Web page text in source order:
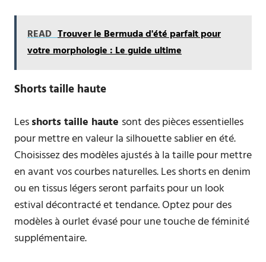
READ Trouver le Bermuda d'été parfait pour
votre morphologie : Le guide ultime
Shorts taille haute
Lesshorts taille haute sont des pièces essentielles
pour mettre en valeur la silhouette sablier en été.
Choisissez des modèles ajustés à la taille pour mettre
en avant vos courbes naturelles. Les shorts en denim
ou en tissus légers seront parfaits pour un look
estival décontracté et tendance. Optez pour des
modèles à ourlet évasé pour une touche de féminité
supplémentaire.